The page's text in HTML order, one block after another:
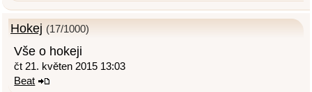
Hokej (17/1000)
Vše o hokeji
čt 21. květen 2015 13:03
Beat